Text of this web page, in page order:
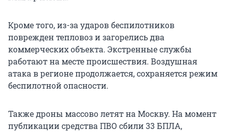
Кроме того, из-за ударов беспилотников
поврежден тепловоз и загорелись два
коммерческих объекта. Экстренные службы
работают на месте происшествия. Воздушная
атака в регионе продолжается, сохраняется режим
беспилотной опасности.
Также дроны массово летят на Москву. На момент
публикации средства ПВО сбили 33 БПЛА,